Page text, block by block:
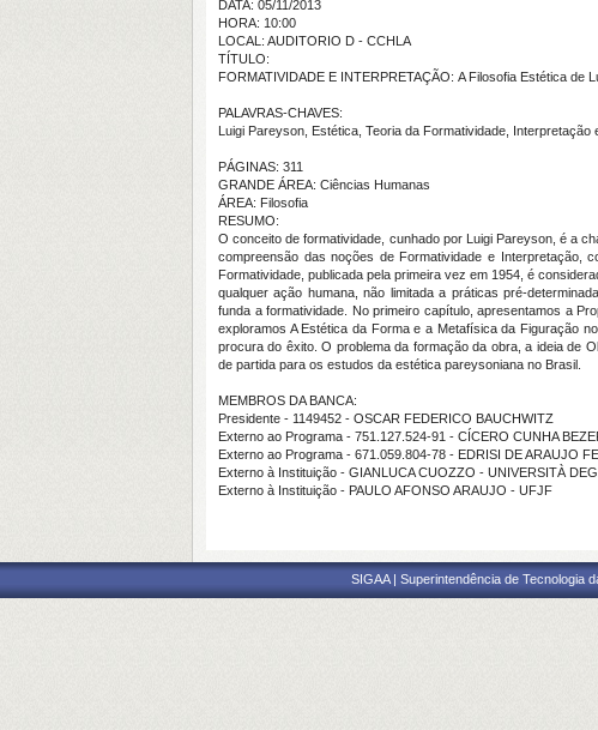
DATA: 05/11/2013
HORA: 10:00
LOCAL: AUDITORIO D - CCHLA
TÍTULO:
FORMATIVIDADE E INTERPRETAÇÃO: A Filosofia Estética de
PALAVRAS-CHAVES:
Luigi Pareyson, Estética, Teoria da Formatividade, Interpretação
PÁGINAS: 311
GRANDE ÁREA: Ciências Humanas
ÁREA: Filosofia
RESUMO:
O conceito de formatividade, cunhado por Luigi Pareyson, é a
compreensão das noções de Formatividade e Interpretação,
Formatividade, publicada pela primeira vez em 1954, é
qualquer ação humana, não limitada a práticas pré-
funda a formatividade. No primeiro capítulo, apresentamos a
exploramos A Estética da Forma e a Metafísica da Figuração
procura do êxito. O problema da formação da obra, a ideia de
de partida para os estudos da estética pareysoniana no Brasil.
MEMBROS DA BANCA:
Presidente - 1149452 - OSCAR FEDERICO BAUCHWITZ
Externo ao Programa - 751.127.524-91 - CÍCERO CUNHA
Externo ao Programa - 671.059.804-78 - EDRISI DE ARAUJO
Externo à Instituição - GIANLUCA CUOZZO - UNIVERSITÀ
Externo à Instituição - PAULO AFONSO ARAUJO - UFJF
SIGAA | Superintendência de Tecnologia